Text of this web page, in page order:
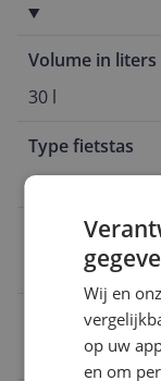
Volume in liters
30 l
Type fietstas
Enkele fietstas
Inclusief
Afneembaar
Wij en
op uw
en om